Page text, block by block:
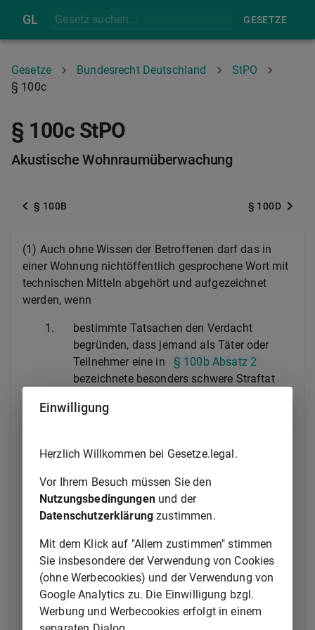
GL GESETZE
Gesetze Bundesrecht Deutschland
StPO
§ 100c
§ 100c StPO
Akustische Wohnraumüberwachung
§ 100B § 100D
(1) Auch ohne Wissen der Betroffenen darf das in
einer Wohnung nichtöffentlich gesprochene Wort mit
technischen Mitteln abgehört und aufgezeichnet
werden, wenn
1.
bestimmte Tatsachen den Verdacht
begründen, dass jemand als Täter oder
Teilnehmer eine in
§ 100b Absatz 2
bezeichnete besonders schwere Straftat
Versuch strafbar ist, zu begehen versucht
2.
die Tat auch im Einzelfall besonders
3.
auf Grund tatsächlicher Anhaltspunkte
anzunehmen ist, dass durch die
Überwachung Äußerungen des
Erforschung des Sachverhalts oder die
Ermittlung des Aufenthaltsortes eines
Mitbeschuldigten von Bedeutung sind, und
4.
die Erforschung des Sachverhalts oder die
Ermittlung des Aufenthaltsortes eines
Einwilligung
Herzlich Willkommen bei Gesetze.legal.
Vor Ihrem Besuch müssen Sie den
Nutzungsbedingungenund der
Datenschutzerklärung zustimmen.
Mit dem Klick auf "Allem zustimmen" stimmen
Sie insbesondere der Verwendung von Cookies
(ohne Werbecookies) und der Verwendung von
Google Analytics zu. Die Einwilligung bzgl.
Werbung und Werbecookies erfolgt in einem